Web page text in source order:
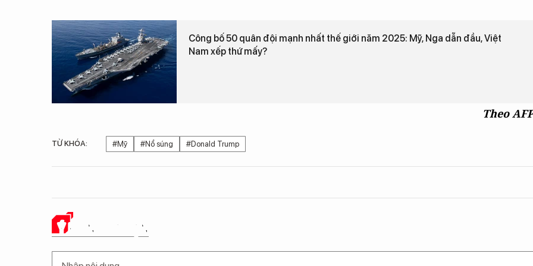
Công bố 50 quân đội mạnh nhất thế giới năm 2025: Mỹ, Nga dẫn đầu, Việt
Nam xếp thứ mấy?
Theo AFP
TỪ KHÓA: #Mỹ #Nổ súng #Donald Trump
Ý KIẾN CỦA BẠN